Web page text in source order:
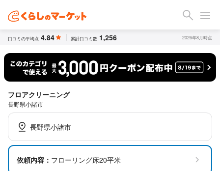
口コミの平均点 4.84 累計口コミ数 1,256 2026年8月時点
フロアクリーニング
長野県小諸市
長野県小諸市
依頼内容： フローリング床20平米